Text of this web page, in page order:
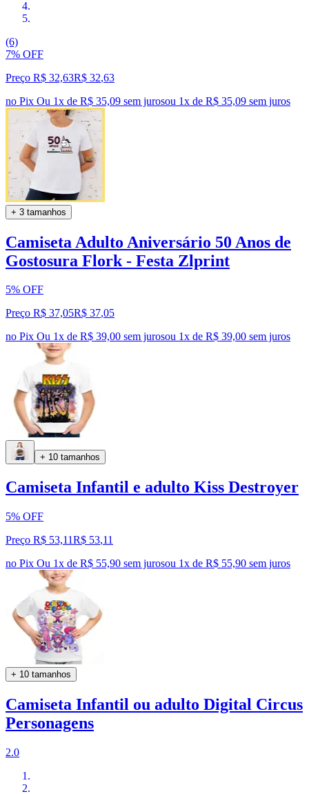
(6)
7% OFF
Preço R$ 32,63R$ 32,63
no Pix Ou 1x de R$ 35,09 sem jurosou 1x de R$ 35,09 sem juros
+ 3 tamanhos
Camiseta Adulto Aniversário 50 Anos de
Gostosura Flork - Festa Zlprint
5% OFF
Preço R$ 37,05R$ 37,05
no Pix Ou 1x de R$ 39,00 sem jurosou 1x de R$ 39,00 sem juros
+ 10 tamanhos
Camiseta Infantil e adulto Kiss Destroyer
5% OFF
Preço R$ 53,11R$ 53,11
no Pix Ou 1x de R$ 55,90 sem jurosou 1x de R$ 55,90 sem juros
+ 10 tamanhos
Camiseta Infantil ou adulto Digital Circus
Personagens
2.0